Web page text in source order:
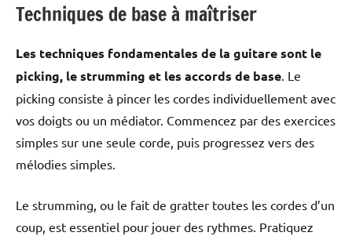
Techniques de base à maîtriser
Les techniques fondamentales de la guitare sont le
picking, le strumming et les accords de base. Le
picking consiste à pincer les cordes individuellement avec
vos doigts ou un médiator. Commencez par des exercices
simples sur une seule corde, puis progressez vers des
mélodies simples.
Le strumming, ou le fait de gratter toutes les cordes d’un
coup, est essentiel pour jouer des rythmes. Pratiquez